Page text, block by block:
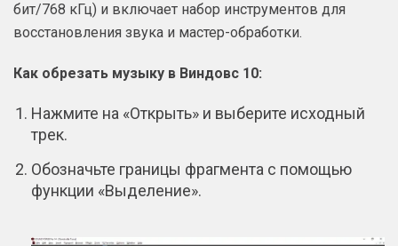
бит/768 кГц) и включает набор инструментов для
восстановления звука и мастер-обработки.
Как обрезать музыку в Виндовс 10:
Нажмите на «Открыть» и выберите исходный
трек.
Обозначьте границы фрагмента с помощью
функции «Выделение».